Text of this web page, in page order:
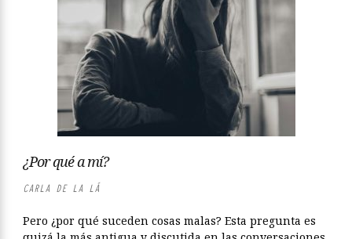
¿Por qué a mí?
CARLA DE LA LÁ
Pero ¿por qué suceden cosas malas? Esta pregunta es